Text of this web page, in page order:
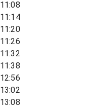
11:08
11:14
11:20
11:26
11:32
11:38
12:56
13:02
13:08